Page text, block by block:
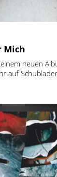
Mich
neuen
auf